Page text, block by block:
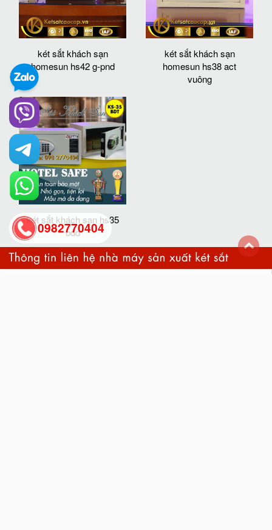
két sắt khách sạn
homesun hs42 g-pnd
két sắt khách sạn
homesun hs38 act
vuông
két sắt khách sạn hs35
bdd
0982770404
back